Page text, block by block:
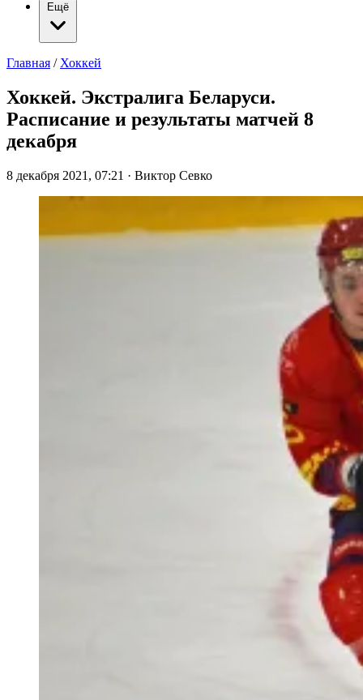
Ещё
Главная / Хоккей
Хоккей. Экстралига Беларуси.
Расписание и результаты матчей 8
декабря
8 декабря 2021, 07:21 · Виктор Севко